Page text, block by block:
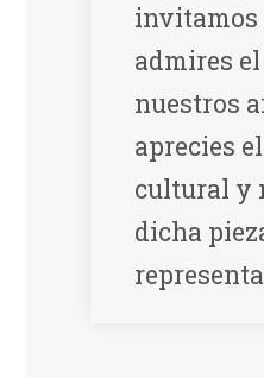
invitamos
admires
nuestros
aprecies
cultural y
dicha